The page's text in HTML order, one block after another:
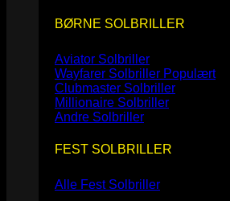
BØRNE SOLBRILLER
Aviator Solbriller
Wayfarer Solbriller
Clubmaster Solbriller
Millionaire Solbriller
Andre Solbriller
FEST SOLBRILLER
Alle Fest Solbriller